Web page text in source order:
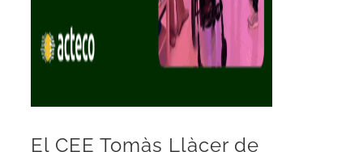
El CEE Tomàs Llàcer de